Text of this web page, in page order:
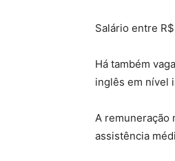
Salário entre
Há também
inglês em nível
A remuneração
assistência